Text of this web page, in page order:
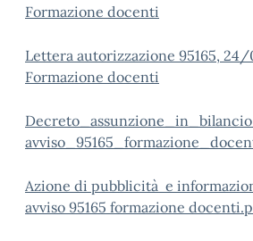
Formazione docenti
Lettera autorizzazione 95165, 24/
Formazione docenti
Azione di pubblicità e
avviso 95165 formazione